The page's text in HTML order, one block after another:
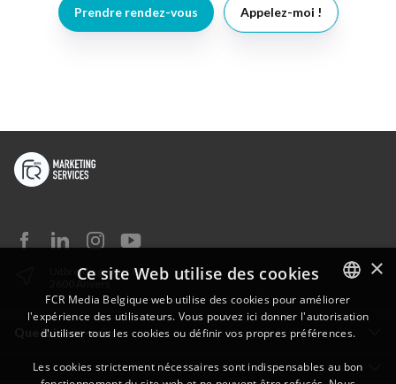
Prendre rendez-vous Appelez-moi !
Que faisons-nous
Uitbreidingstraat 82
2600 Anvers
DUTCH
×
Ce site Web utilise des cookies
FCR Media Belgique web utilise des cookies pour améliorer
l'expérience des utilisateurs. Vous pouvez ici donner l'autorisation
d'utiliser tous les cookies ou définir vos propres préférences.
Les cookies strictement nécessaires sont indispensables au bon